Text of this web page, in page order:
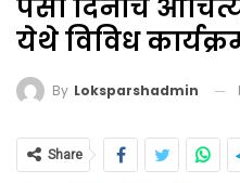
पेसा दिनाचे
येथे विविध
By Loksparshadmin
Share